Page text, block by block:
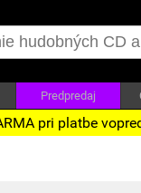
Predpredaj
pri platbe